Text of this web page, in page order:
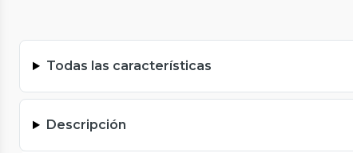
Todas las características
Descripción